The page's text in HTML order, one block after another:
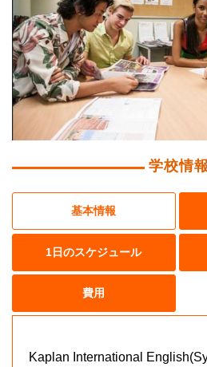
学校情報
基本情報
1日のスケジュール
費用
Kaplan International